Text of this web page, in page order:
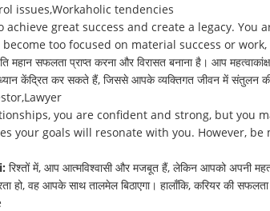
issues,Workaholic tendencies
achieve great success and create a legacy.
become too focused on material success or
महान सफलता प्राप्त करना और विरासत बनाना है। आप
केंद्रित कर सकते हैं, जिससे आपके व्यक्तिगत जीवन में संतुलन
you are confident and strong, but you
your goals will resonate with you. However,
रिश्तों में, आप आत्मविश्वासी और मजबूत हैं, लेकिन आपको अपनी
हो, वह आपके साथ तालमेल बिठाएगा। हालाँकि, करियर की